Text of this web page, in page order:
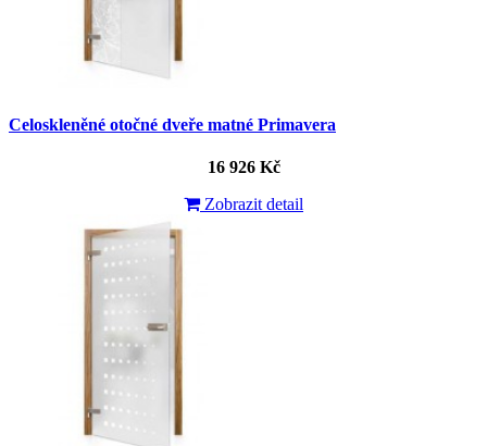
Celoskleněné otočné dveře matné Primavera
16 926 Kč
Zobrazit detail